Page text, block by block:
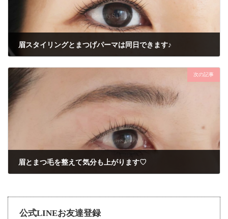
眉スタイリングとまつげパーマは同日できます♪
次の記事
眉とまつ毛を整えて気分も上がります♡
公式LINEお友達登録